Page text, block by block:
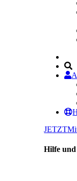
JETZT
Hilfe und